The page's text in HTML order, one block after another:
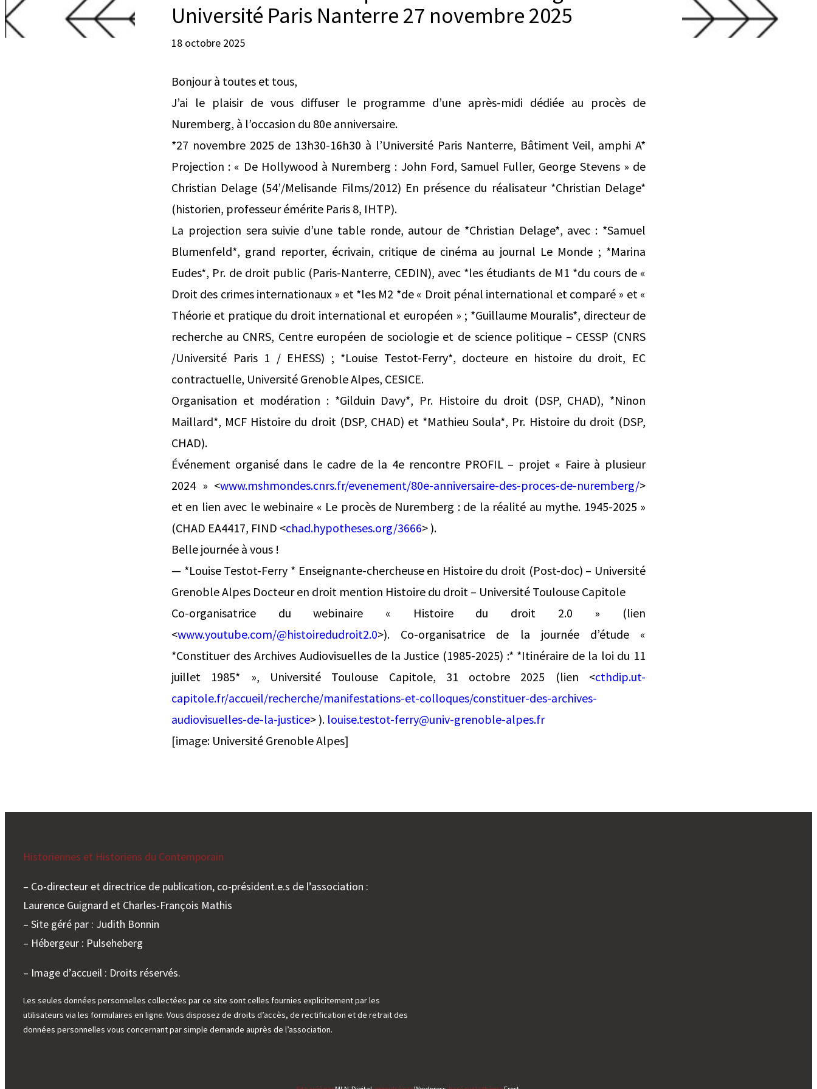
Université Paris Nanterre 27 novembre 2025
18 octobre 2025
Bonjour à toutes et tous,
J’ai le plaisir de vous diffuser le programme d’une après-midi dédiée au procès de
Nuremberg, à l’occasion du 80e anniversaire.
*27 novembre 2025 de 13h30-16h30 à l’Université Paris Nanterre, Bâtiment Veil, amphi A*
Projection : « De Hollywood à Nuremberg : John Ford, Samuel Fuller, George Stevens » de
Christian Delage (54’/Melisande Films/2012) En présence du réalisateur *Christian Delage*
(historien, professeur émérite Paris 8, IHTP).
La projection sera suivie d’une table ronde, autour de *Christian Delage*, avec : *Samuel
Blumenfeld*, grand reporter, écrivain, critique de cinéma au journal Le Monde ; *Marina
Eudes*, Pr. de droit public (Paris-Nanterre, CEDIN), avec *les étudiants de M1 *du cours de «
Droit des crimes internationaux » et *les M2 *de « Droit pénal international et comparé » et «
Théorie et pratique du droit international et européen » ; *Guillaume Mouralis*, directeur de
recherche au CNRS, Centre européen de sociologie et de science politique – CESSP (CNRS
/Université Paris 1 / EHESS) ; *Louise Testot-Ferry*, docteure en histoire du droit, EC
contractuelle, Université Grenoble Alpes, CESICE.
Organisation et modération : *Gilduin Davy*, Pr. Histoire du droit (DSP, CHAD), *Ninon
Maillard*, MCF Histoire du droit (DSP, CHAD) et *Mathieu Soula*, Pr. Histoire du droit (DSP,
CHAD).
Événement organisé dans le cadre de la 4e rencontre PROFIL – projet « Faire à plusieur
2024 » <www.mshmondes.cnrs.fr/evenement/80e-anniversaire-des-proces-de-nuremberg/>
et en lien avec le webinaire « Le procès de Nuremberg : de la réalité au mythe. 1945-2025 »
(CHAD EA4417, FIND <chad.hypotheses.org/3666> ).
Belle journée à vous !
— *Louise Testot-Ferry * Enseignante-chercheuse en Histoire du droit (Post-doc) – Université
Grenoble Alpes Docteur en droit mention Histoire du droit – Université Toulouse Capitole
Co-organisatrice du webinaire « Histoire du droit 2.0 » (lien
<www.youtube.com/@histoiredudroit2.0>). Co-organisatrice de la journée d’étude «
*Constituer des Archives Audiovisuelles de la Justice (1985-2025) :* *Itinéraire de la loi du 11
juillet 1985* », Université Toulouse Capitole, 31 octobre 2025 (lien <cthdip.ut-
capitole.fr/accueil/recherche/manifestations-et-colloques/constituer-des-archives-
audiovisuelles-de-la-justice> ). louise.testot-ferry@univ-grenoble-alpes.fr
[image: Université Grenoble Alpes]
Historiennes et Historiens du Contemporain
– Co-directeur et directrice de publication, co-président.e.s de l’association :
Laurence Guignard et Charles-François Mathis
– Site géré par : Judith Bonnin
– Hébergeur : Pulseheberg
– Image d’accueil : Droits réservés.
Les seules données personnelles collectées par ce site sont celles fournies explicitement par les
utilisateurs via les formulaires en ligne. Vous disposez de droits d’accès, de rectification et de retrait des
données personnelles vous concernant par simple demande auprès de l’association.